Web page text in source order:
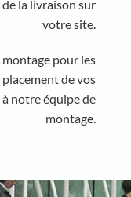
de la livraison sur
votre site.
pour les
de vos
notre équipe de
montage.